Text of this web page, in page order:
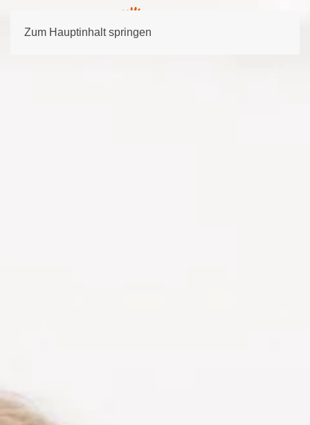
Zum Hauptinhalt springen